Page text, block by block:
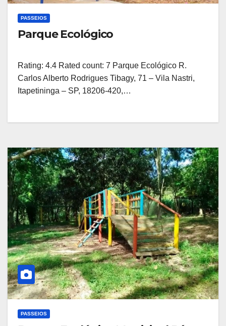
PASSEIOS
Parque Ecológico
Rating: 4.4 Rated count: 7 Parque Ecológico R.
Carlos Alberto Rodrigues Tibagy, 71 – Vila Nastri,
Itapetininga – SP, 18206-420,…
PASSEIOS